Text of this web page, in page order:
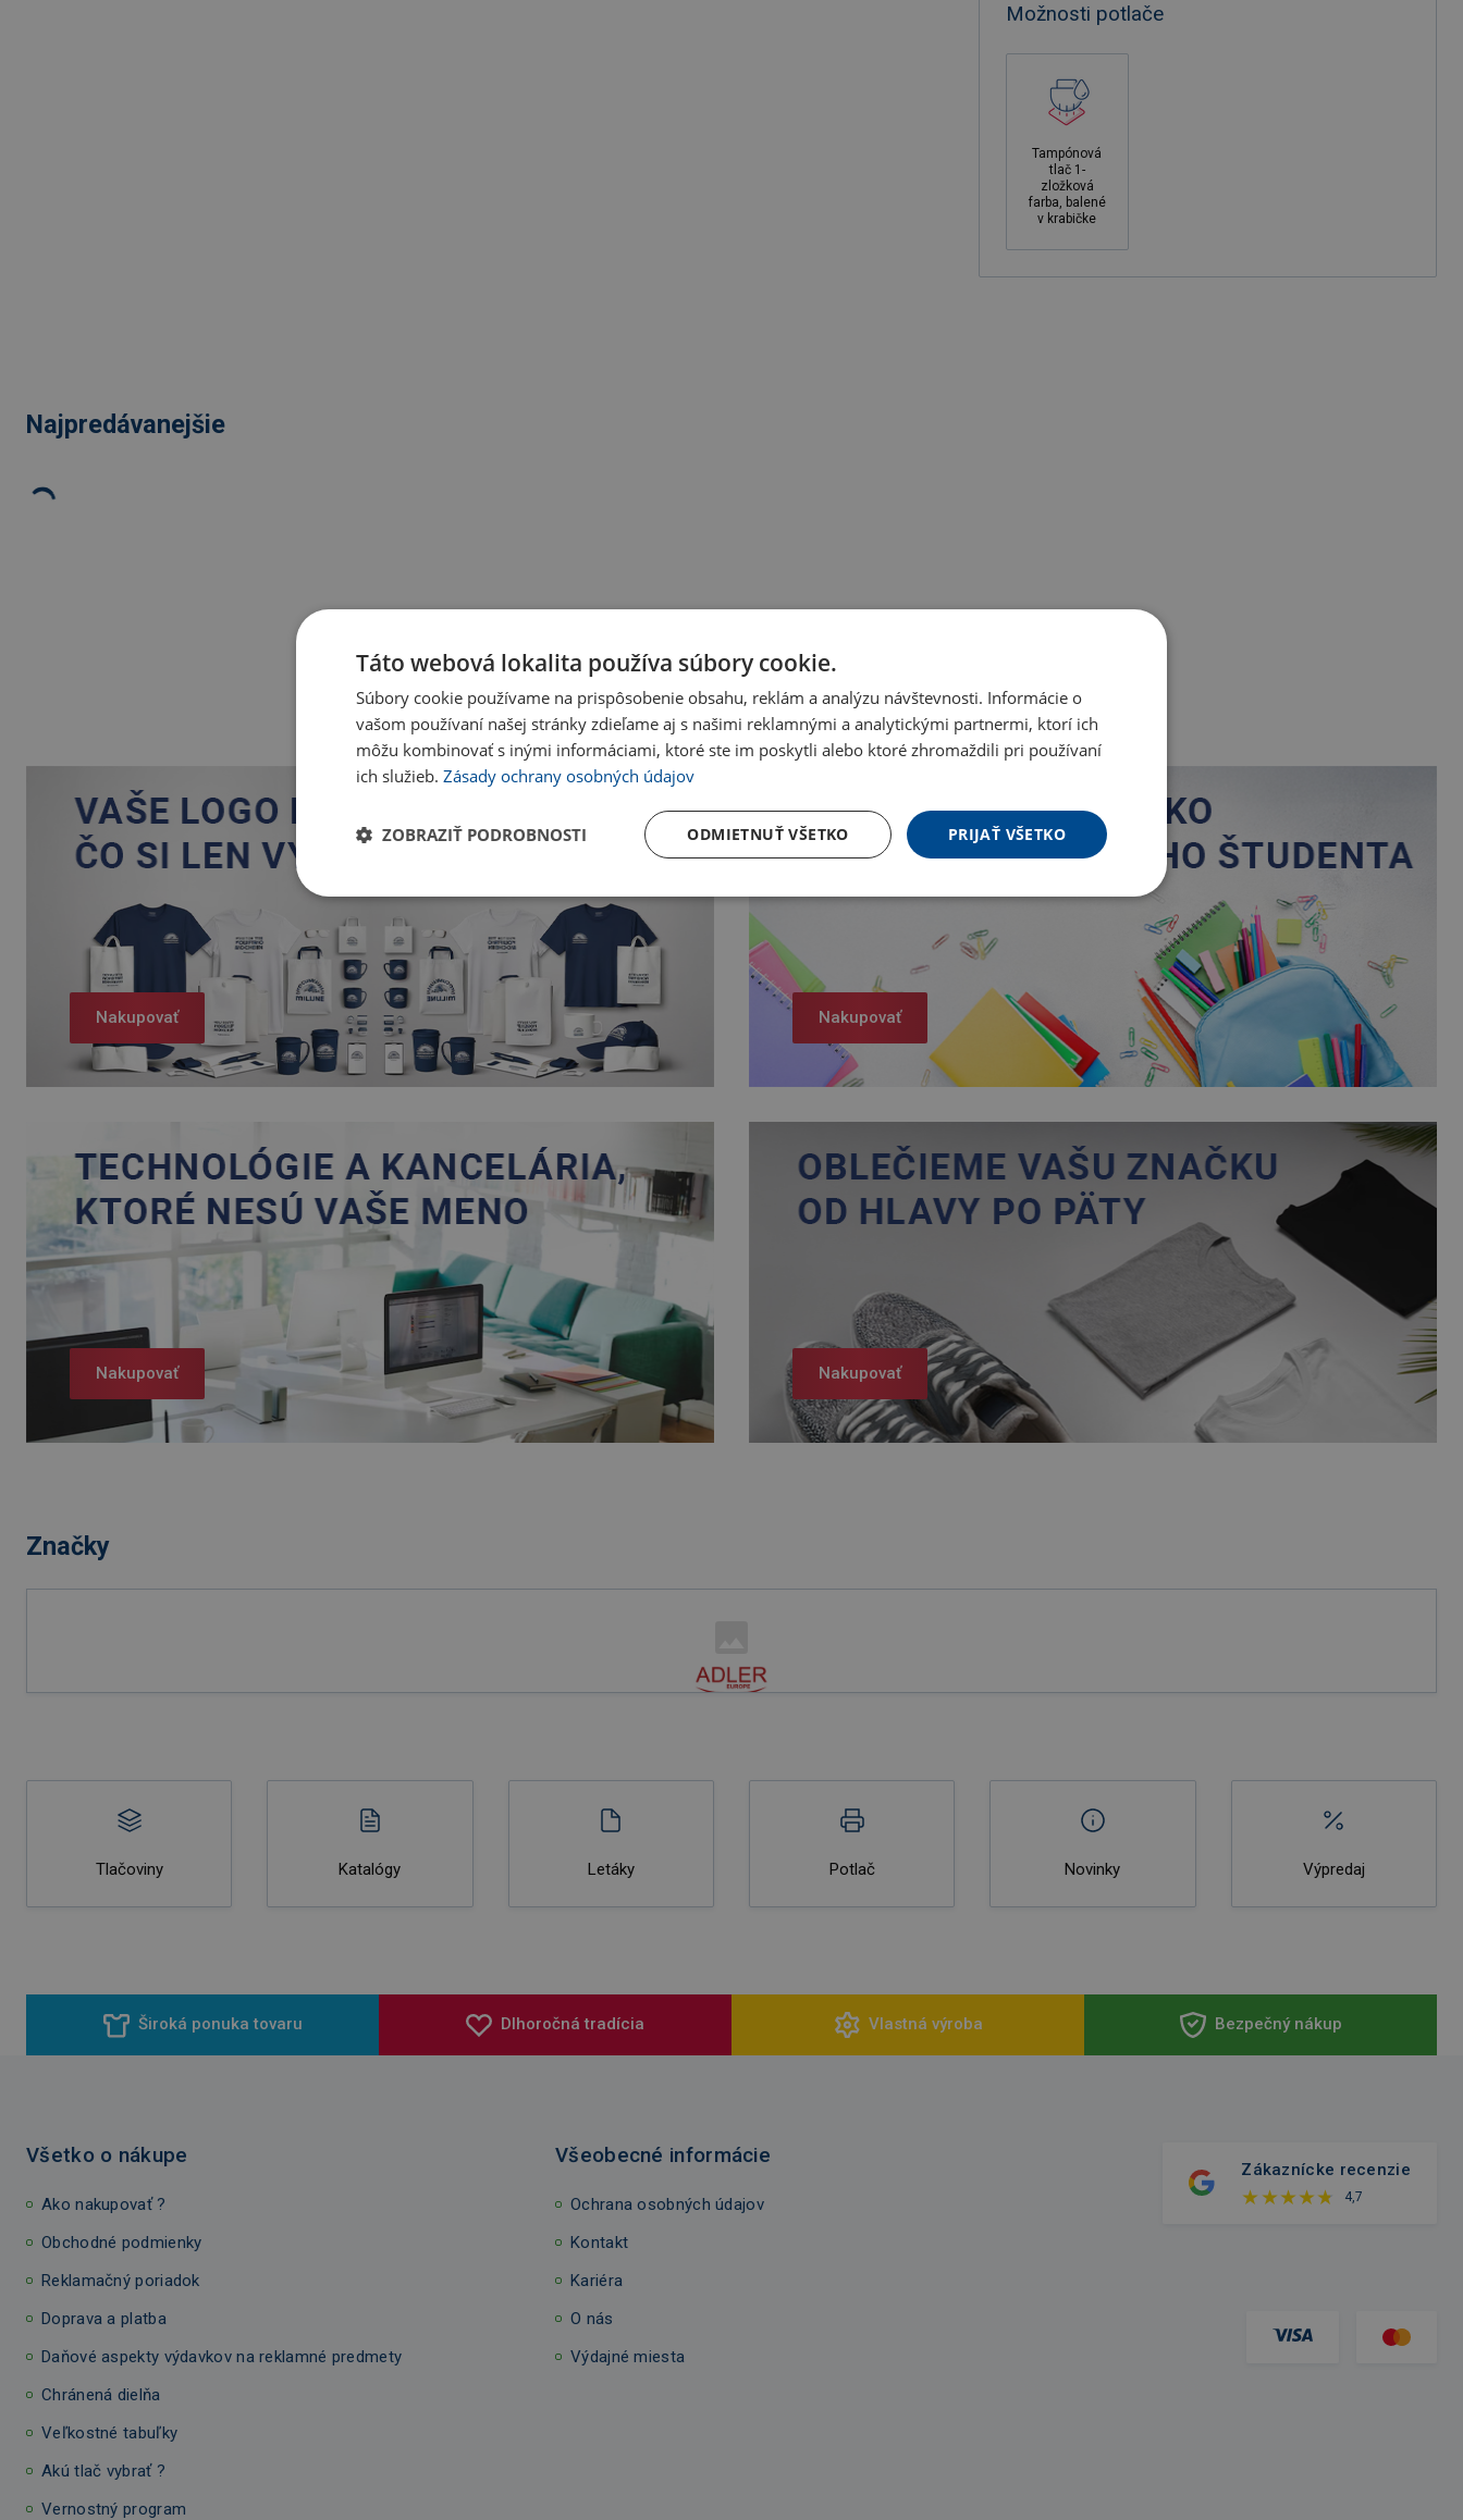
Možnosti potlače
Tampónová
tlač 1-
zložková
farba, balené
v krabičke
Najpredávanejšie
Nakupovať Nakupovať
Nakupovať Nakupovať
Značky
Tlačoviny Katalógy Letáky Potlač Novinky Výpredaj
Široká ponuka tovaru Dlhoročná tradícia Vlastná výroba Bezpečný nákup
Všetko o nákupe
Ako nakupovať ?
Obchodné podmienky
Reklamačný poriadok
Doprava a platba
Daňové aspekty výdavkov na reklamné predmety
Chránená dielňa
Veľkostné tabuľky
Akú tlač vybrať ?
Vernostný program
Všeobecné informácie
Ochrana osobných údajov
Kontakt
Kariéra
O nás
Výdajné miesta
Zákaznícke recenzie
4,7
Táto webová lokalita používa súbory cookie.
Súbory cookie používame na prispôsobenie obsahu, reklám a analýzu návštevnosti. Informácie o
vašom používaní našej stránky zdieľame aj s našimi reklamnými a analytickými partnermi, ktorí ich
môžu kombinovať s inými informáciami, ktoré ste im poskytli alebo ktoré zhromaždili pri používaní
ich služieb. Zásady ochrany osobných údajov
PRIJAŤ VŠETKO
ODMIETNUŤ VŠETKO
ZOBRAZIŤ PODROBNOSTI